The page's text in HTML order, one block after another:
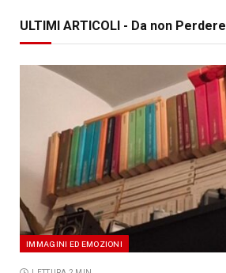
ULTIMI ARTICOLI - Da non Perdere
IMMAGINI ED EMOZIONI